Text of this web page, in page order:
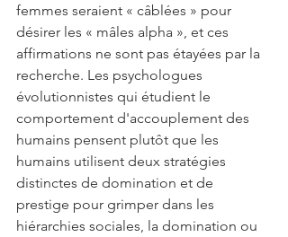
femmes seraient « câblées » pour
désirer les « mâles alpha », et ces
affirmations ne sont pas étayées par la
recherche. Les psychologues
évolutionnistes qui étudient le
comportement d'accouplement des
humains pensent plutôt que les
humains utilisent deux stratégies
distinctes de domination et de
prestige pour grimper dans les
hiérarchies sociales, la domination ou